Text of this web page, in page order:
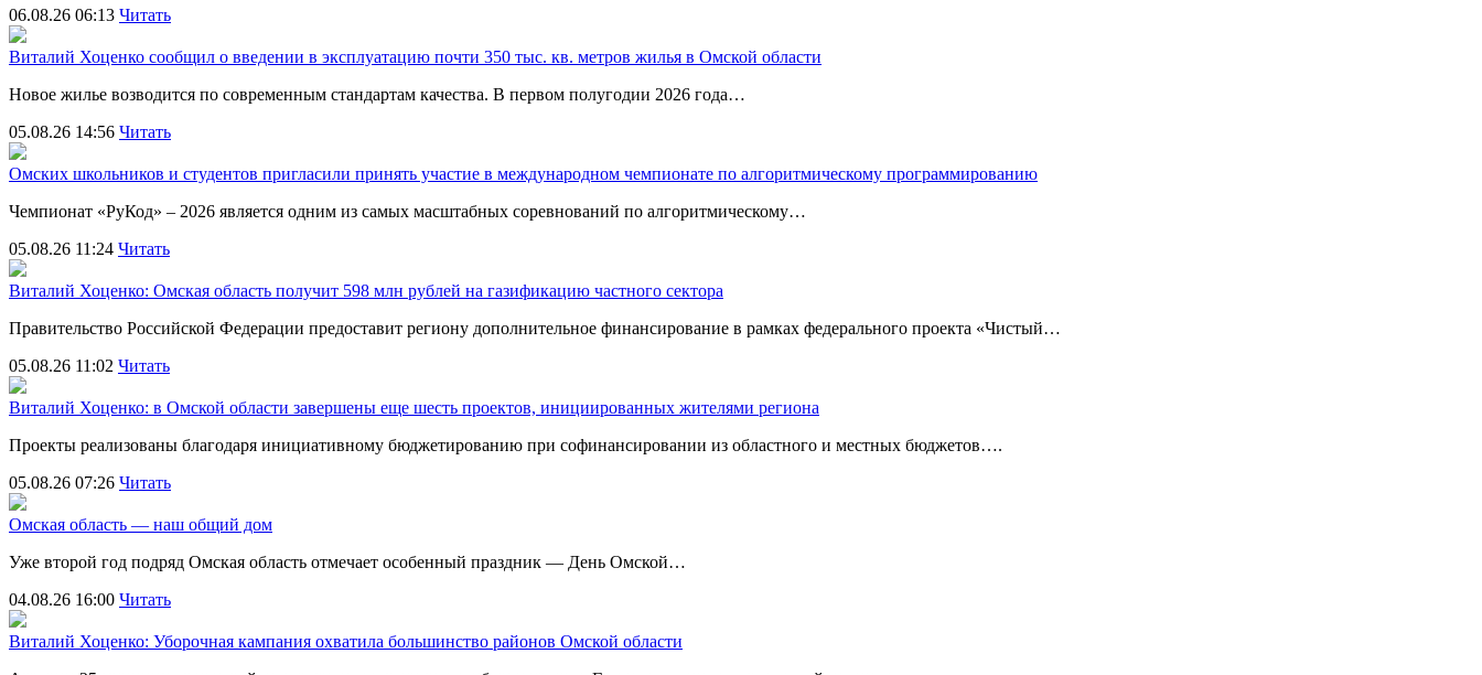
06.08.26 06:13 Читать
Виталий Хоценко сообщил о введении в эксплуатацию почти 350 тыс. кв. метров жилья в Омской области
Новое жилье возводится по современным стандартам качества. В первом полугодии 2026 года…
05.08.26 14:56 Читать
Омских школьников и студентов пригласили принять участие в международном чемпионате по алгоритмическому программированию
Чемпионат «РуКод» – 2026 является одним из самых масштабных соревнований по алгоритмическому…
05.08.26 11:24 Читать
Виталий Хоценко: Омская область получит 598 млн рублей на газификацию частного сектора
Правительство Российской Федерации предоставит региону дополнительное финансирование в рамках федерального проекта «Чистый…
05.08.26 11:02 Читать
Виталий Хоценко: в Омской области завершены еще шесть проектов, инициированных жителями региона
Проекты реализованы благодаря инициативному бюджетированию при софинансировании из областного и местных бюджетов….
05.08.26 07:26 Читать
Омская область — наш общий дом
Уже второй год подряд Омская область отмечает особенный праздник — День Омской…
04.08.26 16:00 Читать
Виталий Хоценко: Уборочная кампания охватила большинство районов Омской области